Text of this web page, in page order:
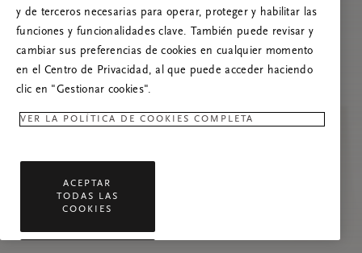
y de terceros necesarias para operar, proteger y habilitar las
funciones y funcionalidades clave. También puede revisar y
cambiar sus preferencias de cookies en cualquier momento
en el Centro de Privacidad, al que puede acceder haciendo
clic en "Gestionar cookies".
VER LA POLÍTICA DE COOKIES COMPLETA
ACEPTAR
TODAS LAS
COOKIES